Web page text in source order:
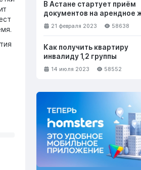
В Астане стартует приём
документов на арендное
с правом выкупа
21 февраля 2023 58638
Как получить квартиру
инвалиду 1,2 группы
14 июля 2023 58552